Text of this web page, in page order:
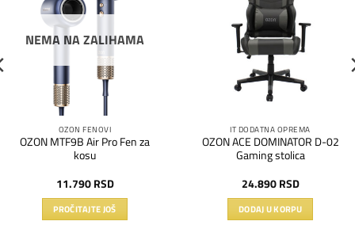
NEMA NA ZALIHAMA
OZON FENOVI
OZON MTF9B Air Pro Fen za
kosu
11.790 RSD
PROČITAJTE JOŠ
IT DODATNA OPREMA
OZON ACE DOMINATOR D-02
Gaming stolica
24.890 RSD
DODAJ U KORPU